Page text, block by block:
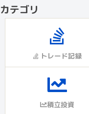
カテゴリ
トレード記録
積立投資